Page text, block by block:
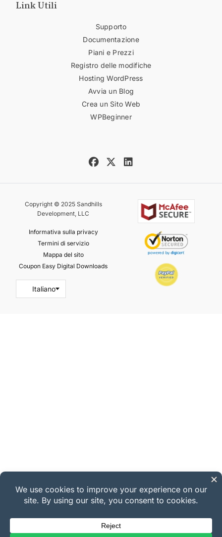
Link Utili
Supporto
Documentazione
Piani e Prezzi
Registro delle modifiche
Hosting WordPress
Avvia un Blog
Crea un Sito Web
WPBeginner
Copyright © 2025 Sandhills
Development, LLC
Informativa sulla privacy
Termini di servizio
Mappa del sito
Coupon Easy Digital Downloads